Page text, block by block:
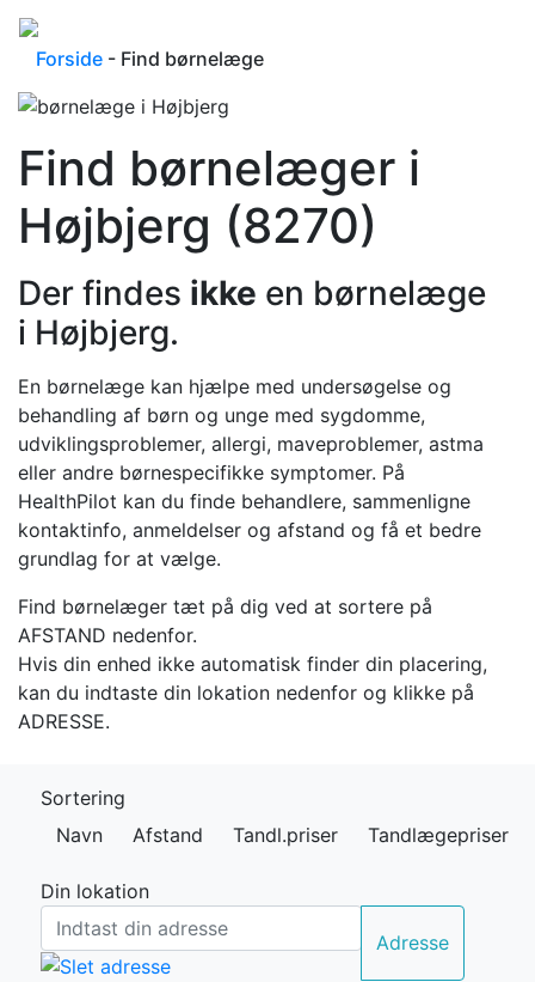
Forside - Find børnelæge
Find børnelæger i
Højbjerg (8270)
Der findes ikke en børnelæge
i Højbjerg.
En børnelæge kan hjælpe med undersøgelse og
behandling af børn og unge med sygdomme,
udviklingsproblemer, allergi, maveproblemer, astma
eller andre børnespecifikke symptomer. På
HealthPilot kan du finde behandlere, sammenligne
kontaktinfo, anmeldelser og afstand og få et bedre
grundlag for at vælge.
Find børnelæger tæt på dig ved at sortere på
AFSTAND nedenfor.
Hvis din enhed ikke automatisk finder din placering,
kan du indtaste din lokation nedenfor og klikke på
ADRESSE.
Sortering
Navn
Afstand Tandl.priser Tandlægepriser
Din lokation
Adresse